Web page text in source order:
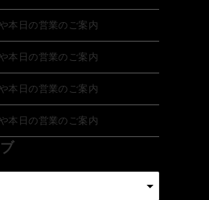
本日の営業のご案内
本日の営業のご案内
本日の営業のご案内
本日の営業のご案内